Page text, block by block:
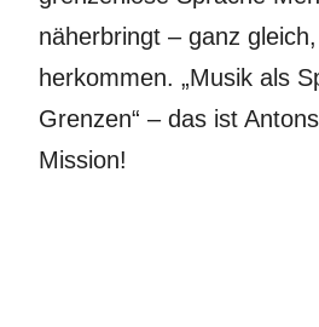
näherbringt – ganz
herkommen. „Musik als
Grenzen“ – das ist
Mission!